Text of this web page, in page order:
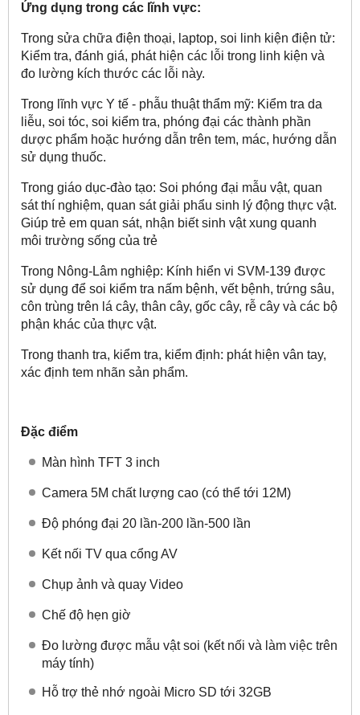
Ứng dụng trong các lĩnh vực:
Trong sửa chữa điện thoại, laptop, soi linh kiện điện tử:
Kiểm tra, đánh giá, phát hiện các lỗi trong linh kiện và
đo lường kích thước các lỗi này.
Trong lĩnh vực Y tế - phẫu thuật thẩm mỹ: Kiểm tra da
liễu, soi tóc, soi kiểm tra, phóng đại các thành phần
dược phẩm hoặc hướng dẫn trên tem, mác, hướng dẫn
sử dụng thuốc.
Trong giáo dục-đào tạo: Soi phóng đại mẫu vật, quan
sát thí nghiệm, quan sát giải phẩu sinh lý động thực vật.
Giúp trẻ em quan sát, nhận biết sinh vật xung quanh
môi trường sống của trẻ
Trong Nông-Lâm nghiệp: Kính hiển vi SVM-139 được
sử dụng để soi kiểm tra nấm bệnh, vết bệnh, trứng sâu,
côn trùng trên lá cây, thân cây, gốc cây, rễ cây và các bộ
phận khác của thực vật.
Trong thanh tra, kiểm tra, kiểm định: phát hiện vân tay,
xác định tem nhãn sản phẩm.
Đặc điểm
Màn hình TFT 3 inch
Camera 5M chất lượng cao (có thể tới 12M)
Độ phóng đại 20 lần-200 lần-500 lần
Kết nối TV qua cổng AV
Chụp ảnh và quay Video
Chế độ hẹn giờ
Đo lường được mẫu vật soi (kết nối và làm việc trên
máy tính)
Hỗ trợ thẻ nhớ ngoài Micro SD tới 32GB